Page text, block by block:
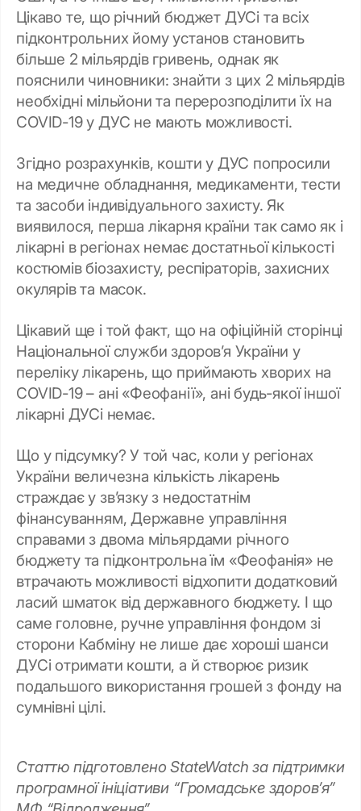
Цікаво те, що річний бюджет ДУСі та всіх
підконтрольних йому установ становить
більше 2 мільярдів гривень, однак як
пояснили чиновники: знайти з цих 2 мільярдів
необхідні мільйони та перерозподілити їх на
COVID-19 у ДУС не мають можливості.
Згідно розрахунків, кошти у ДУС попросили
на медичне обладнання, медикаменти, тести
та засоби індивідуального захисту. Як
виявилося, перша лікарня країни так само як і
лікарні в регіонах немає достатньої кількості
костюмів біозахисту, респіраторів, захисних
окулярів та масок.
Цікавий ще і той факт, що на офіційній сторінці
Національної служби здоров’я України у
переліку лікарень, що приймають хворих на
COVID-19 – ані «Феофанії», ані будь-якої іншої
лікарні ДУСі немає.
Що у підсумку? У той час, коли у регіонах
України величезна кількість лікарень
страждає у зв’язку з недостатнім
фінансуванням, Державне управління
справами з двома мільярдами річного
бюджету та підконтрольна їм «Феофанія» не
втрачають можливості відхопити додатковий
ласий шматок від державного бюджету. І що
саме головне, ручне управління фондом зі
сторони Кабміну не лише дає хороші шанси
ДУСі отримати кошти, а й створює ризик
подальшого використання грошей з фонду на
сумнівні цілі.
Статтю підготовлено StateWatch за підтримки
програмної ініціативи “Громадське здоров’я”